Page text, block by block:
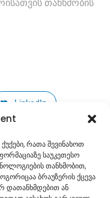
რათა შევინახოთ
საუკეთესო
თანხმობით,
ბრაუზერის ქცევა
დათანხმდებით ან
LinkedIn